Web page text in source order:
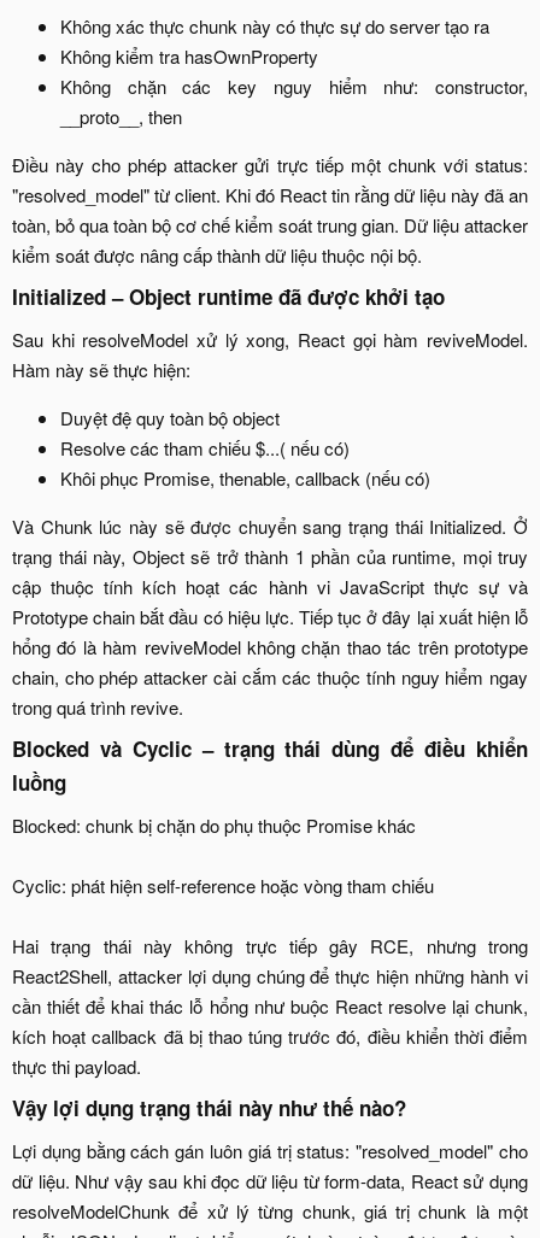
Không xác thực chunk này có thực sự do server tạo ra​
Không kiểm tra hasOwnProperty​
Không chặn các key nguy hiểm như: constructor,
__proto__, then​
Điều này cho phép attacker gửi trực tiếp một chunk với status:
"resolved_model" từ client. Khi đó React tin rằng dữ liệu này đã an
toàn, bỏ qua toàn bộ cơ chế kiểm soát trung gian. Dữ liệu attacker
kiểm soát được nâng cấp thành dữ liệu thuộc nội bộ.​
Initialized – Object runtime đã được khởi tạo
Sau khi resolveModel xử lý xong, React gọi hàm reviveModel.
Hàm này sẽ thực hiện:​
Duyệt đệ quy toàn bộ object​
Resolve các tham chiếu $...( nếu có)​
Khôi phục Promise, thenable, callback (nếu có)​
Và Chunk lúc này sẽ được chuyển sang trạng thái Initialized. Ở
trạng thái này, Object sẽ trở thành 1 phần của runtime, mọi truy
cập thuộc tính kích hoạt các hành vi JavaScript thực sự và
Prototype chain bắt đầu có hiệu lực. Tiếp tục ở đây lại xuất hiện lỗ
hổng đó là hàm reviveModel không chặn thao tác trên prototype
chain, cho phép attacker cài cắm các thuộc tính nguy hiểm ngay
trong quá trình revive.​
Blocked và Cyclic – trạng thái dùng để điều khiển
luồng
Blocked: chunk bị chặn do phụ thuộc Promise khác
Cyclic: phát hiện self-reference hoặc vòng tham chiếu
Hai trạng thái này không trực tiếp gây RCE, nhưng trong
React2Shell, attacker lợi dụng chúng để thực hiện những hành vi
cần thiết để khai thác lỗ hổng như buộc React resolve lại chunk,
kích hoạt callback đã bị thao túng trước đó, điều khiển thời điểm
thực thi payload.​
Vậy lợi dụng trạng thái này như thế nào?
Lợi dụng bằng cách gán luôn giá trị status: "resolved_model" cho
dữ liệu. Như vậy sau khi đọc dữ liệu từ form-data, React sử dụng
resolveModelChunk để xử lý từng chunk, giá trị chunk là một